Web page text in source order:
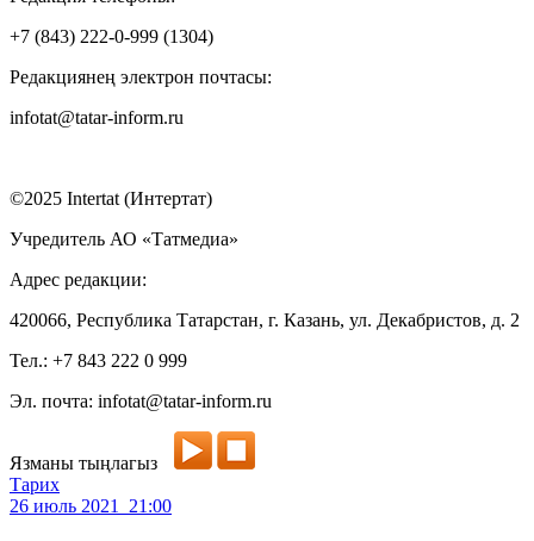
+7 (843) 222-0-999 (1304)
Редакциянең электрон почтасы:
infotat@tatar-inform.ru
©2025 Intertat (Интертат)
Учредитель АО «Татмедиа»
Адрес редакции:
420066, Республика Татарстан, г. Казань, ул. Декабристов, д. 2
Тел.: +7 843 222 0 999
Эл. почта: infotat@tatar-inform.ru
Язманы тыңлагыз
Тарих
26 июль 2021 21:00